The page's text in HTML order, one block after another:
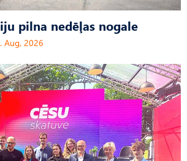
pilna nedēļas nogale
Aug, 2026